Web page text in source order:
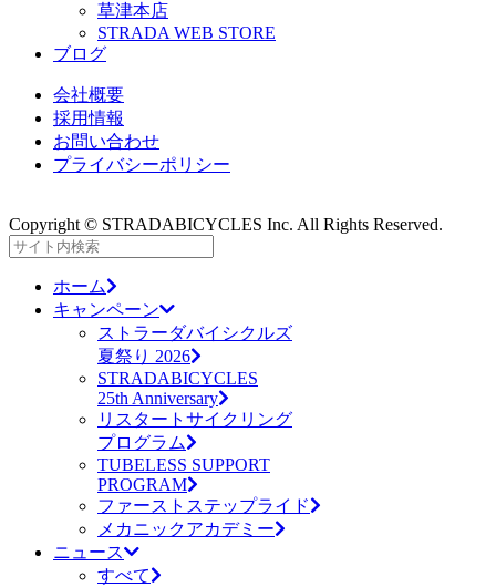
草津本店
STRADA WEB STORE
ブログ
会社概要
採用情報
お問い合わせ
プライバシーポリシー
Copyright © STRADABICYCLES Inc. All Rights Reserved.
ホーム
キャンペーン
ストラーダバイシクルズ
夏祭り 2026
STRADABICYCLES
25th Anniversary
リスタートサイクリング
プログラム
TUBELESS SUPPORT
PROGRAM
ファーストステップライド
メカニックアカデミー
ニュース
すべて